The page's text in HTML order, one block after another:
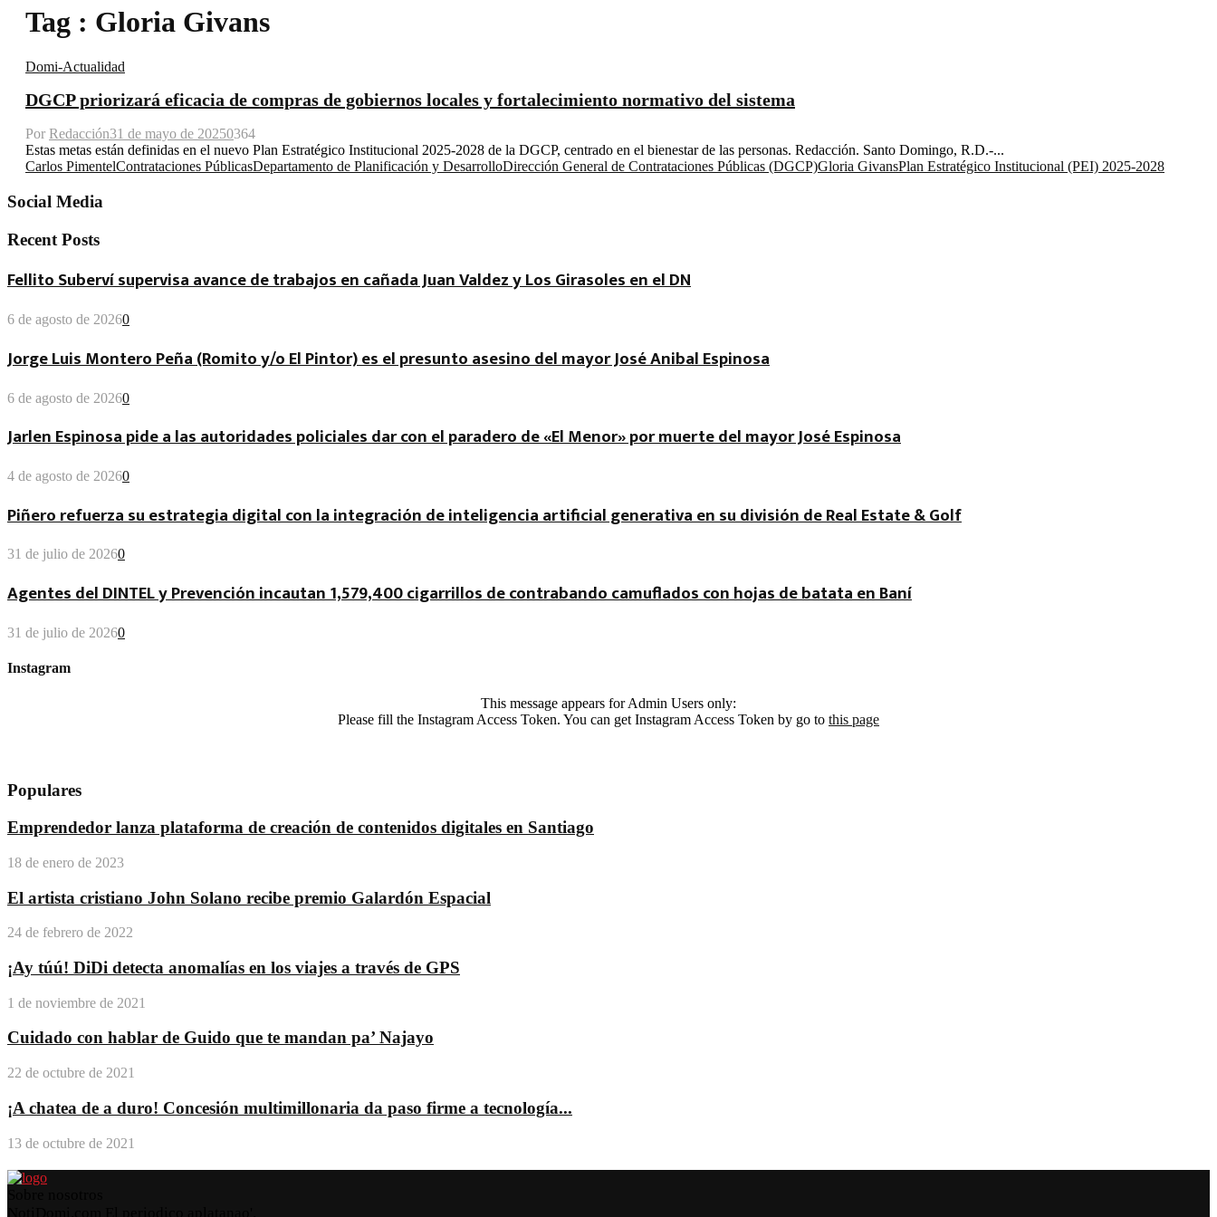
Tag : Gloria Givans
Domi-Actualidad
DGCP priorizará eficacia de compras de gobiernos locales y fortalecimiento normativo del sistema
Por Redacción31 de mayo de 20250364
Estas metas están definidas en el nuevo Plan Estratégico Institucional 2025-2028 de la DGCP, centrado en el bienestar de las personas. Redacción. Santo Domingo, R.D.-...
Carlos PimentelContrataciones PúblicasDepartamento de Planificación y DesarrolloDirección General de Contrataciones Públicas (DGCP)Gloria GivansPlan Estratégico Institucional (PEI) 2025-2028
Social Media
Recent Posts
Fellito Suberví supervisa avance de trabajos en cañada Juan Valdez y Los Girasoles en el DN
6 de agosto de 20260
Jorge Luis Montero Peña (Romito y/o El Pintor) es el presunto asesino del mayor José Anibal Espinosa
6 de agosto de 20260
Jarlen Espinosa pide a las autoridades policiales dar con el paradero de «El Menor» por muerte del mayor José Espinosa
4 de agosto de 20260
Piñero refuerza su estrategia digital con la integración de inteligencia artificial generativa en su división de Real Estate & Golf
31 de julio de 20260
Agentes del DINTEL y Prevención incautan 1,579,400 cigarrillos de contrabando camuflados con hojas de batata en Baní
31 de julio de 20260
Instagram
This message appears for Admin Users only:
Please fill the Instagram Access Token. You can get Instagram Access Token by go to this page
Populares
Emprendedor lanza plataforma de creación de contenidos digitales en Santiago
18 de enero de 2023
El artista cristiano John Solano recibe premio Galardón Espacial
24 de febrero de 2022
¡Ay túú! DiDi detecta anomalías en los viajes a través de GPS
1 de noviembre de 2021
Cuidado con hablar de Guido que te mandan pa’ Najayo
22 de octubre de 2021
¡A chatea de a duro! Concesión multimillonaria da paso firme a tecnología...
13 de octubre de 2021